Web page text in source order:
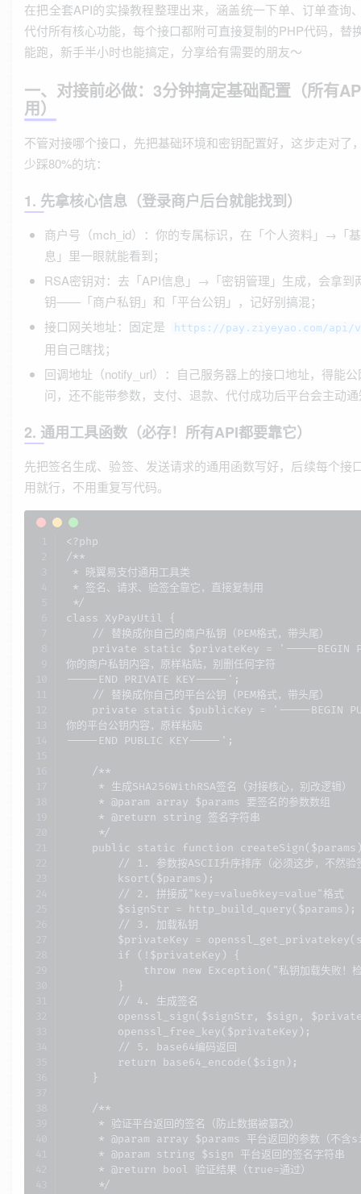
在把全套API的实操教程整理出来，涵盖统一下单、订单查询
代付所有核心功能，每个接口都附可直接复制的PHP代码，替
能跑，新手半小时也能搞定，分享给有需要的朋友～
一、对接前必做：3分钟搞定基础配置（所有
用）
不管对接哪个接口，先把基础环境和密钥配置好，这步走对了
少踩80%的坑：
1. 先拿核心信息（登录商户后台就能找到）
商户号（mch_id）：你的专属标识，在「个人资料」→「
息」里一眼就能看到；
RSA密钥对：去「API信息」→「密钥管理」生成，会拿到
钥——「商户私钥」和「平台公钥」，记好别搞混；
接口网关地址：固定是
https://pay.ziyeyao.com/api/
用自己瞎找；
回调地址（notify_url）：自己服务器上的接口地址，得能
问，还不能带参数，支付、退款、代付成功后平台会主动
2. 通用工具函数（必存！所有API都要靠它）
先把签名生成、验签、发送请求的通用函数写好，后续每个接
用就行，不用重复写代码。
<?php
/**
* 晓翼易支付通用工具类
* 签名、请求、验签全靠它，直接复制用
*/
class XyPayUtil {
    // 替换成你自己的商户私钥（PEM格式，带头尾）
private static $privateKey = '-----BEGIN
你的商户私钥内容，原样粘贴，别删任何字符
-----END PRIVATE KEY-----';
    // 替换成你自己的平台公钥（PEM格式，带头尾）
private static $publicKey = '-----BEGIN
你的平台公钥内容，原样粘贴
-----END PUBLIC KEY-----';
    /**
     * 生成SHA256WithRSA签名（对接核心，别改逻辑）
     * @param array $params 要签名的参数数组
     * @return string 签名字符串
     */
public static function
// 1. 参数按ASCII升序排序（必须这步，不然验
        ksort($params);
        // 2. 拼接成"key=value&key=value"格式
        $signStr = http_build_query($params);
        // 3. 加载私钥
$privateKey =
        if (!$privateKey) {
throw new Exception("私钥加载失败！检
        }
        // 4. 生成签名
openssl_sign($signStr, $sign,
        openssl_free_key($privateKey);
        // 5. base64编码返回
        return base64_encode($sign);
    }
    /**
     * 验证平台返回的签名（防止数据被篡改）
* @param array $params 平台返回的参数（不含
     * @param string $sign 平台返回的签名字符串
     * @return bool 验证结果（true=通过）
     */